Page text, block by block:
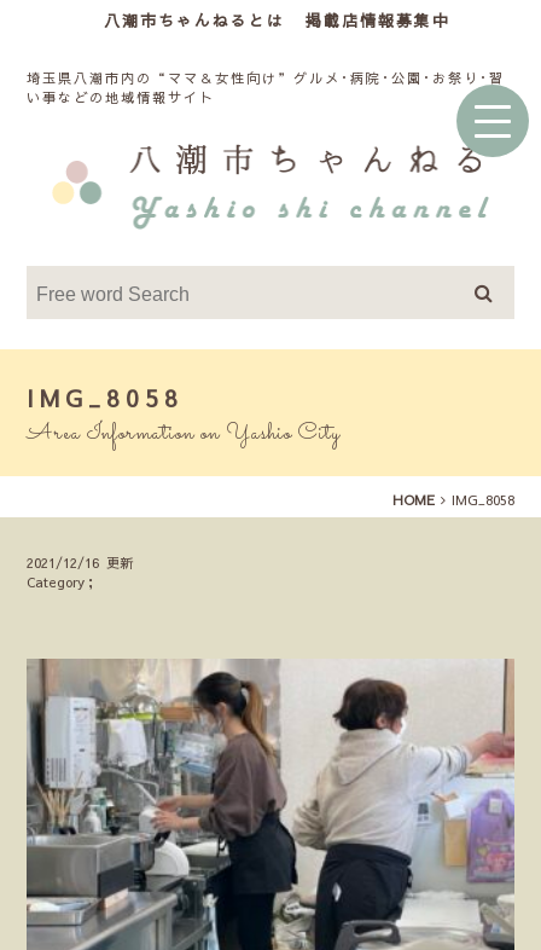
八潮市ちゃんねるとは 掲載店情報募集中
埼玉県八潮市内の“ママ＆女性向け”グルメ･病院･公園･お祭り･習
い事などの地域情報サイト
IMG_8058
Area Information on Yashio City
HOME IMG_8058
2021/12/16 更新
Category；